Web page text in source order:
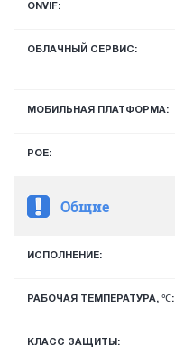
ONVIF:
ОБЛАЧНЫЙ СЕРВИС:
МОБИЛЬНАЯ ПЛАТФОРМА:
POE:
Общие
ИСПОЛНЕНИЕ:
РАБОЧАЯ ТЕМПЕРАТУРА, ℃:
КЛАСС ЗАЩИТЫ: